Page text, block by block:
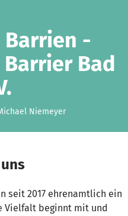
-
Bad
Niemeyer
seit 2017 ehrenamtlich ein
Vielfalt beginnt mit und